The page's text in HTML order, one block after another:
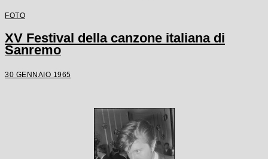
FOTO
XV Festival della canzone italiana di
Sanremo
30 GENNAIO 1965